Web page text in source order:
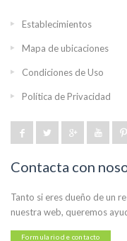
Establecimientos
Mapa de ubicaciones
Condiciones de Uso
Política de Privacidad
Contacta con
Tanto si eres dueño de un
nuestra web, queremos
Formulario de contacto